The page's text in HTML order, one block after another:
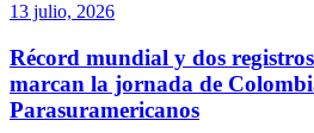
13 julio, 2026
Récord mundial y dos
marcan la jornada de
Parasuramericanos